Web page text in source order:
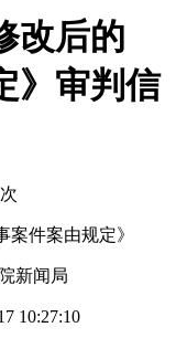
改后的
》审判信
次
件案由规定》
新闻局
10:27:10